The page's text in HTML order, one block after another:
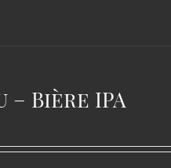
peuvent
sur
– Bière IPA